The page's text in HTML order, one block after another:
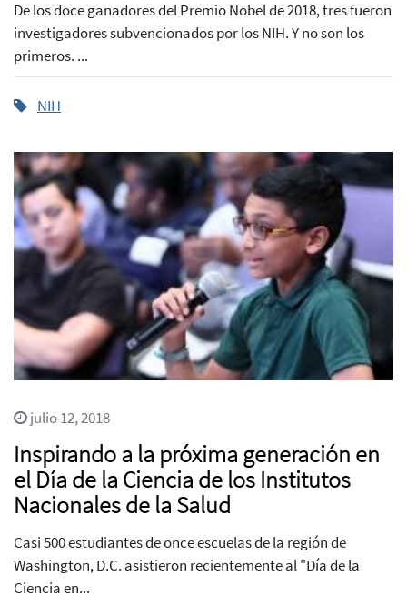
De los doce ganadores del Premio Nobel de 2018, tres fueron
investigadores subvencionados por los NIH. Y no son los
primeros. ...
NIH
julio 12, 2018
Inspirando a la próxima generación en
el Día de la Ciencia de los Institutos
Nacionales de la Salud
Casi 500 estudiantes de once escuelas de la región de
Washington, D.C. asistieron recientemente al "Día de la
Ciencia en...